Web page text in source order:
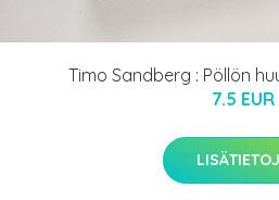
Timo Sandberg : Pöllön
7.5 EUR